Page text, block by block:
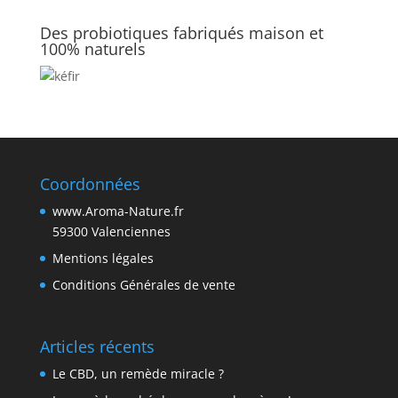
Des probiotiques fabriqués maison et
100% naturels
Coordonnées
www.Aroma-Nature.fr
59300 Valenciennes
Mentions légales
Conditions Générales de vente
Articles récents
Le CBD, un remède miracle ?